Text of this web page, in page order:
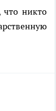
что никто